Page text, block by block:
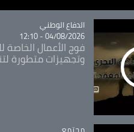
Catégorie
الدفاع الوطني
04/08/2026 - 12:10
فوج الأعمال الخاصة
وتجهيزات متطورة